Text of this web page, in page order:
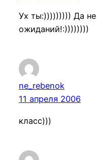
Ух ты:))))))))) Да
ожиданий!:))))))))
ne_rebenok
11 апреля 2006
класс)))